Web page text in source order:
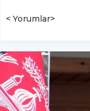
< Yorumlar>